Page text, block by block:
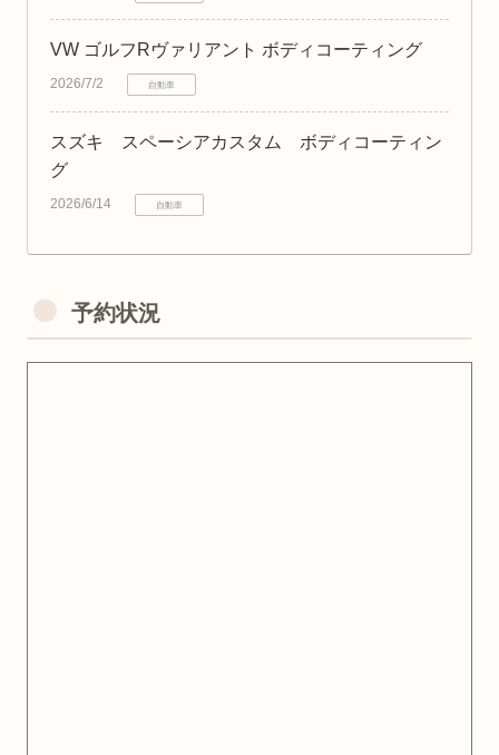
VW ゴルフRヴァリアント ボディコーティング
2026/7/2 自動車
スズキ スペーシアカスタム ボディコーティン
グ
2026/6/14 自動車
予約状況